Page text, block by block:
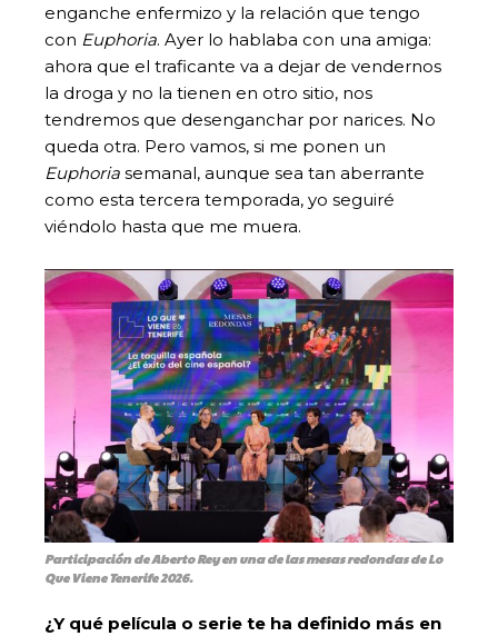
enganche enfermizo y la relación que tengo
con Euphoria. Ayer lo hablaba con una amiga:
ahora que el traficante va a dejar de vendernos
la droga y no la tienen en otro sitio, nos
tendremos que desenganchar por narices. No
queda otra. Pero vamos, si me ponen un
Euphoria semanal, aunque sea tan aberrante
como esta tercera temporada, yo seguiré
viéndolo hasta que me muera.
Participación de Aberto Rey en una de las mesas redondas de Lo
Que Viene Tenerife 2026.
¿Y qué película o serie te ha definido más en